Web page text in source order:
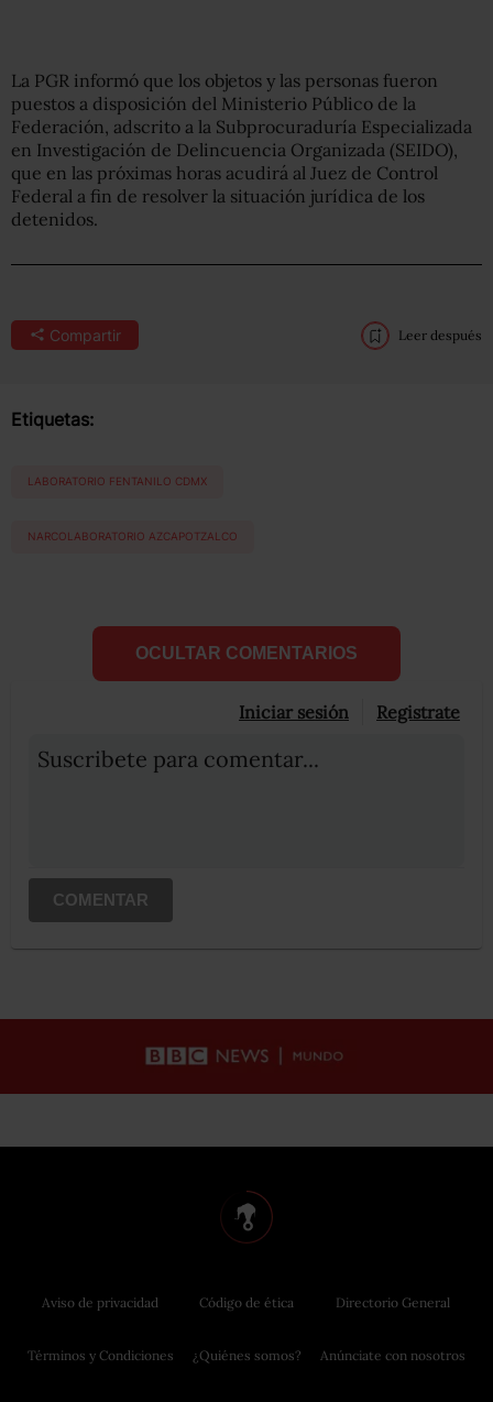
La PGR informó que los objetos y las personas fueron
puestos a disposición del Ministerio Público de la
Federación, adscrito a la Subprocuraduría Especializada
en Investigación de Delincuencia Organizada (SEIDO),
que en las próximas horas acudirá al Juez de Control
Federal a fin de resolver la situación jurídica de los
detenidos.
Compartir Leer después
Etiquetas:
LABORATORIO FENTANILO CDMX
NARCOLABORATORIO AZCAPOTZALCO
OCULTAR COMENTARIOS
Iniciar sesión Registrate
Suscribete para comentar...
COMENTAR
Aviso de privacidad
Términos y Condiciones
Código de ética
¿Quiénes somos?
Directorio General
Anúnciate con nosotros